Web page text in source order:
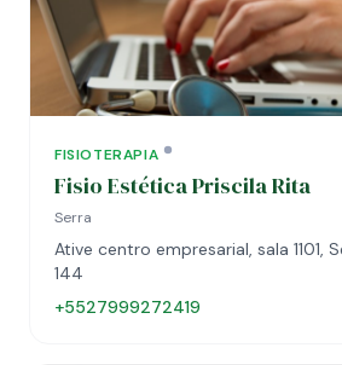
FISIOTERAPIA
Fisio Estética Priscila Rita
Serra
Ative centro empresarial, sala 1101,
144
+5527999272419